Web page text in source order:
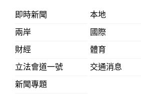
即時新聞
本地
兩岸
國際
財經
體育
立法會道一號
交通消息
新聞專題